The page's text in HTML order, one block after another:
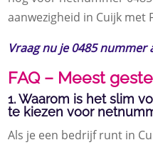
aanwezigheid in Cuijk met
Vraag nu je 0485 nummer
FAQ – Meest
1. Waarom is het slim
te kiezen voor
Als je een bedrijf runt in